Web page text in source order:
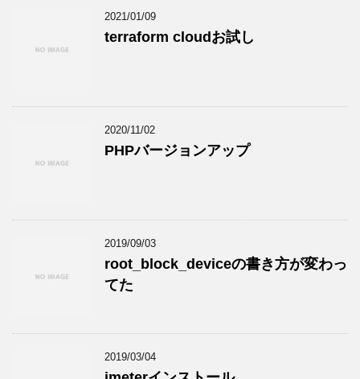
2021/01/09
terraform cloudお試し
2020/11/02
PHPバージョンアップ
2019/09/03
root_block_deviceの書き方が変わっ
てた
2019/03/04